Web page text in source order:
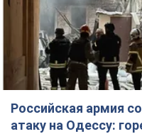
Российская армия
атаку на Одессу: